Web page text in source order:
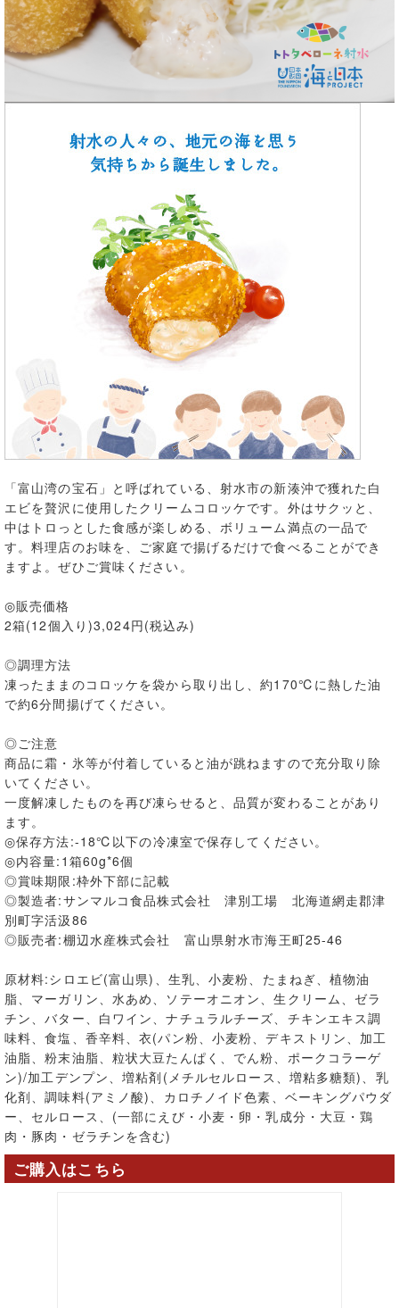
「富山湾の宝石」と呼ばれている、射水市の新湊沖で獲れた白
エビを贅沢に使用したクリームコロッケです。外はサクッと、
中はトロっとした食感が楽しめる、ボリューム満点の一品で
す。料理店のお味を、ご家庭で揚げるだけで食べることができ
ますよ。ぜひご賞味ください。
◎販売価格
2箱(12個入り)3,024円(税込み)
◎調理方法
凍ったままのコロッケを袋から取り出し、約170℃に熱した油
で約6分間揚げてください。
◎ご注意
商品に霜・氷等が付着していると油が跳ねますので充分取り除
いてください。
一度解凍したものを再び凍らせると、品質が変わることがあり
ます。
◎保存方法:-18℃以下の冷凍室で保存してください。
◎内容量:1箱60g*6個
◎賞味期限:枠外下部に記載
◎製造者:サンマルコ食品株式会社 津別工場 北海道網走郡津
別町字活汲86
◎販売者:棚辺水産株式会社 富山県射水市海王町25-46
原材料:シロエビ(富山県)、生乳、小麦粉、たまねぎ、植物油
脂、マーガリン、水あめ、ソテーオニオン、生クリーム、ゼラ
チン、バター、白ワイン、ナチュラルチーズ、チキンエキス調
味料、食塩、香辛料、衣(パン粉、小麦粉、デキストリン、加工
油脂、粉末油脂、粒状大豆たんぱく、でん粉、ポークコラーゲ
ン)/加工デンプン、増粘剤(メチルセルロース、増粘多糖類)、乳
化剤、調味料(アミノ酸)、カロチノイド色素、ベーキングパウダ
ー、セルロース、(一部にえび・小麦・卵・乳成分・大豆・鶏
肉・豚肉・ゼラチンを含む)
ご購入はこちら